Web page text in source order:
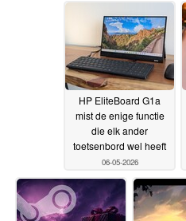
HP EliteBoard G1a
mist de enige functie
die elk ander
toetsenbord wel heeft
06-05-2026